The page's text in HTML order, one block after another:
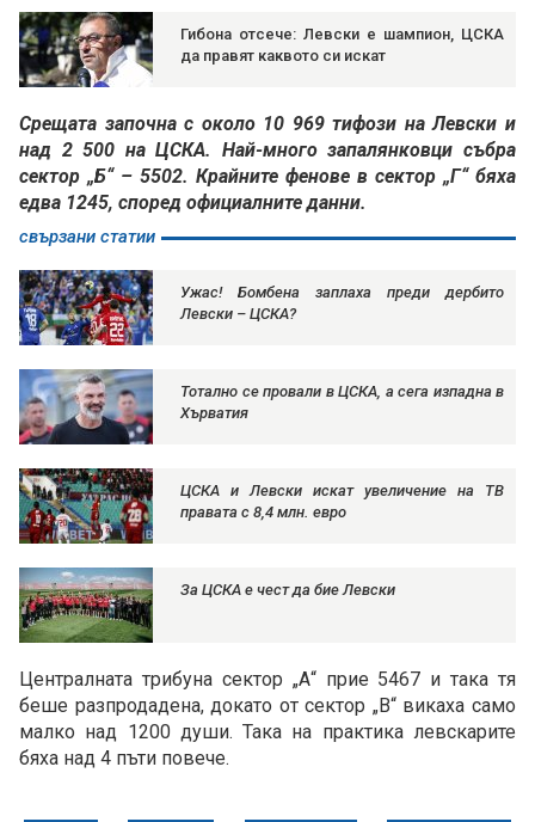
Гибона отсече: Левски е шампион, ЦСКА
да правят каквото си искат
Срещата започна с около 10 969 тифози на Левски и
над 2 500 на ЦСКА. Най-много запалянковци събра
сектор „Б“ – 5502. Крайните фенове в сектор „Г“ бяха
едва 1245, според официалните данни.
свързани статии
Ужас! Бомбена заплаха преди дербито
Левски – ЦСКА?
Тотално се провали в ЦСКА, а сега изпадна в
Хърватия
ЦСКА и Левски искат увеличение на ТВ
правата с 8,4 млн. евро
За ЦСКА е чест да бие Левски
Централната трибуна сектор „А“ прие 5467 и така тя
беше разпродадена, докато от сектор „В“ викаха само
малко над 1200 души. Така на практика левскарите
бяха над 4 пъти повече.